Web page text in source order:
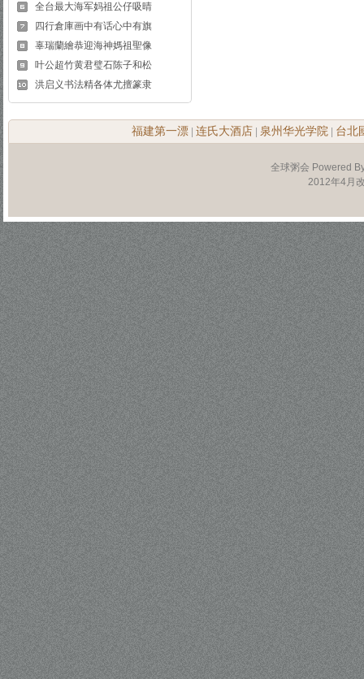
全台最大海军妈祖公仔吸晴
四行倉庫画中有话心中有旗
辜瑞蘭繪恭迎海神媽祖聖像
叶公超竹黄君璧石陈子和松
洪启义书法精各体尤擅篆隶
福建第一漂 连氏大酒店 泉州华光学院 台北
全球粥会 Powered
2012年4月